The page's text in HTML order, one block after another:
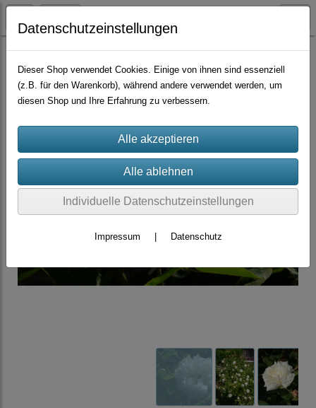
Container-Rosen Centifolien
Datenschutzeinstellungen
Dieser Shop verwendet Cookies. Einige von ihnen sind essenziell
(z.B. für den Warenkorb), während andere verwendet werden, um
diesen Shop und Ihre Erfahrung zu verbessern.
Individuelle Datenschutzeinstellungen
Impressum Datenschutz